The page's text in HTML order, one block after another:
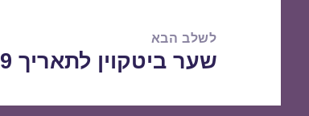
לשלב הבא
הפוסט
שער ביטקוין לתאריך 21/12/2019